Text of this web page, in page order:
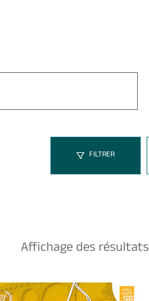
FILTRER
Affichage des résultats